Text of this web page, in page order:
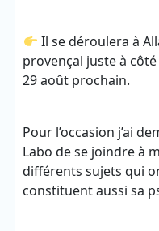
Il se déroulera à
provençal juste à
29 août prochain.
Pour l’occasion j’ai
Labo de se joindre à
différents sujets qui
constituent aussi sa